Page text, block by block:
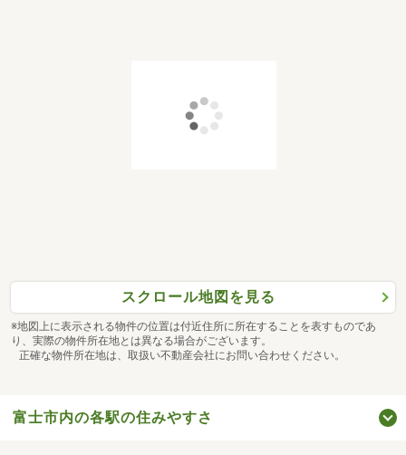
スクロール地図を見る
※地図上に表示される物件の位置は付近住所に所在することを表すものであ
り、実際の物件所在地とは異なる場合がございます。
正確な物件所在地は、取扱い不動産会社にお問い合わせください。
富士市内の各駅の住みやすさ